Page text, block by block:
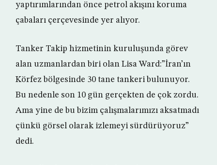
yaptırımlarından önce petrol akışını koruma
çabaları çerçevesinde yer alıyor.
Tanker Takip hizmetinin kuruluşunda görev
alan uzmanlardan biri olan Lisa Ward:”İran’ın
Körfez bölgesinde 30 tane tankeri bulunuyor.
Bu nedenle son 10 gün gerçekten de çok zordu.
Ama yine de bu bizim çalışmalarımızı aksatmadı
çünkü görsel olarak izlemeyi sürdürüyoruz”
dedi.